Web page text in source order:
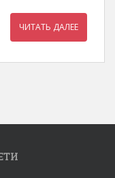
ЧИТАТЬ ДАЛЕЕ